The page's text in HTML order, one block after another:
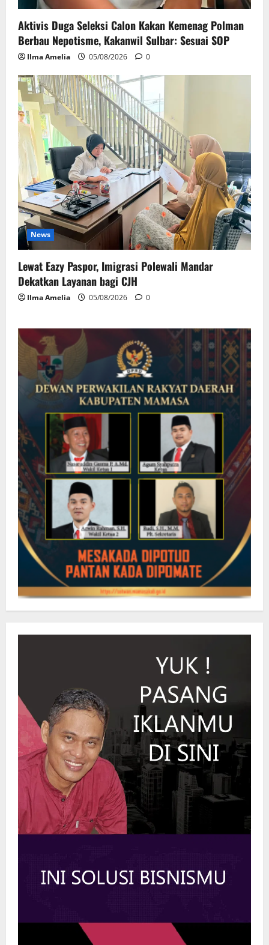
Aktivis Duga Seleksi Calon Kakan Kemenag Polman
Berbau Nepotisme, Kakanwil Sulbar: Sesuai SOP
Ilma Amelia 05/08/2026 0
News
Lewat Eazy Paspor, Imigrasi Polewali Mandar
Dekatkan Layanan bagi CJH
Ilma Amelia 05/08/2026 0